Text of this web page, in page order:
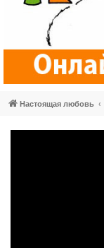
Настоящая любовь